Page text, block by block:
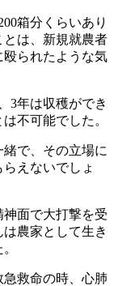
箱分くらいあり
とは、新規就農者
殴られたような気
3年は収穫ができ
不可能でした。
緒で、その立場に
えないでしょ
面で大打撃を受
農家として生き
急救命の時、心肺